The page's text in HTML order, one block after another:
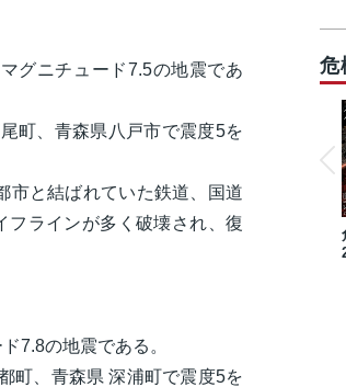
グニチュード7.5の地震であ
町、青森県八戸市で震度5を
市と結ばれていた鉄道、国道
フラインが多く破壊され、復
7.8の地震である。
町、青森県 深浦町で震度5を
危